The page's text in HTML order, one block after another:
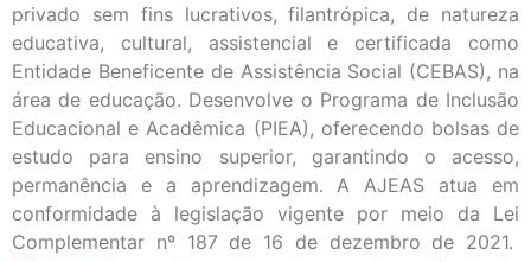
privado sem fins lucrativos, filantrópica, de natureza
educativa, cultural, assistencial e certificada como
Entidade Beneficente de Assistência Social (CEBAS), na
área de educação. Desenvolve o Programa de Inclusão
Educacional e Acadêmica (PIEA), oferecendo bolsas de
estudo para ensino superior, garantindo o acesso,
permanência e a aprendizagem. A AJEAS atua em
conformidade à legislação vigente por meio da Lei
Complementar nº 187 de 16 de dezembro de 2021.